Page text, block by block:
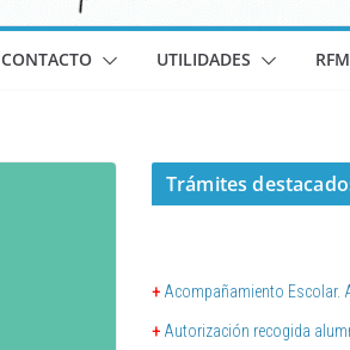
CONTACTO UTILIDADES
Trámites
+ Acompañamiento Escolar.
+ Autorización recogida